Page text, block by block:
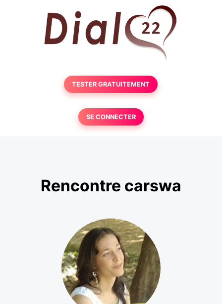
TESTER GRATUITEMENT
SE CONNECTER
Rencontre carswa